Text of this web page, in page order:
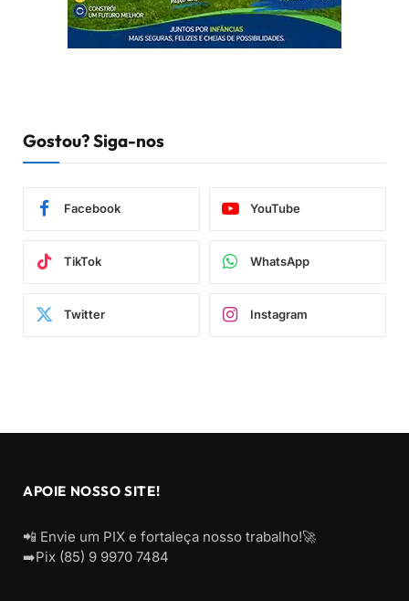
Gostou? Siga-nos
Facebook YouTube
TikTok WhatsApp
Twitter Instagram
APOIE NOSSO SITE!
📲 Envie um PIX e fortaleça nosso trabalho!🚀
➡️Pix (85) 9 9970 7484